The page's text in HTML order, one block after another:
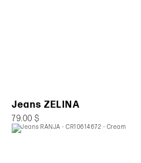
Jeans ZELINA
79.00 $